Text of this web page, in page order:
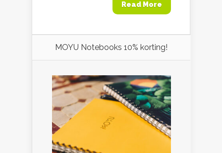
Read More
MOYU Notebooks 10% korting!